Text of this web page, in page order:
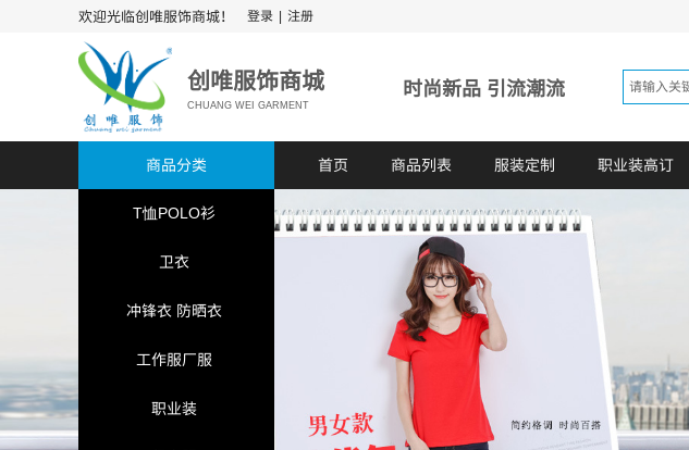
欢迎光临创唯服饰商城！ 登录 注册
时尚新品 引流潮流
​​​创唯服饰商城
CHUANG WEI GARMENT
商品分类 首页 商品列表 服装定制 职业装高订
T恤POLO衫
卫衣
冲锋衣 防晒衣
工作服厂服
职业装